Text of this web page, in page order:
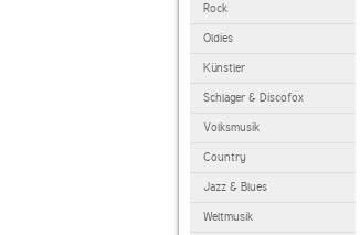
Rock
Oldies
Künstler
Schlager & Discofox
Volksmusik
Country
Jazz & Blues
Weltmusik